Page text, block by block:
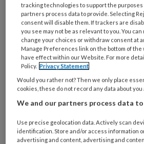
Maak gratis een account
artikelen gratis per
Al een account of
Wat
is
e-
mailadres?
* *
je
wachtwoord* *
tracking technologies to support the
partners process data to provide. Selecting
consent will disable them. If trackers are
you see may not be as relevant to you. You
change your choices or withdraw consent at
Manage Preferences link on the bottom of the
have effect within our Website. For more
Policy. Privacy Statement
Would you rather not? Then we only place
cookies, these do not record any data about you
We and our partners process data
Use precise geolocation data. Actively scan
identification. Store and/or access information
advertising and content, advertising and